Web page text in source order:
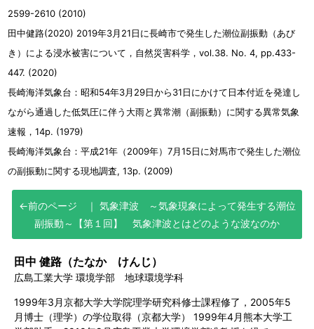
2599-2610 (2010)
田中健路(2020) 2019年3月21日に長崎市で発生した潮位副振動（あび
き）による浸水被害について，自然災害科学，vol.38. No. 4, pp.433-
447. (2020)
長崎海洋気象台：昭和54年3月29日から31日にかけて日本付近を発達し
ながら通過した低気圧に伴う大雨と異常潮（副振動）に関する異常気象
速報，14p. (1979)
長崎海洋気象台：平成21年（2009年）7月15日に対馬市で発生した潮位
の副振動に関する現地調査, 13p. (2009)
気象津波 ～気象現象によって発生する潮位
副振動～
【第１回】 気象津波とはどのような波なのか
田中 健路（たなか けんじ）
広島工業大学 環境学部 地球環境学科
1999年3月京都大学大学院理学研究科修士課程修了，2005年5
月博士（理学）の学位取得（京都大学） 1999年4月熊本大学工